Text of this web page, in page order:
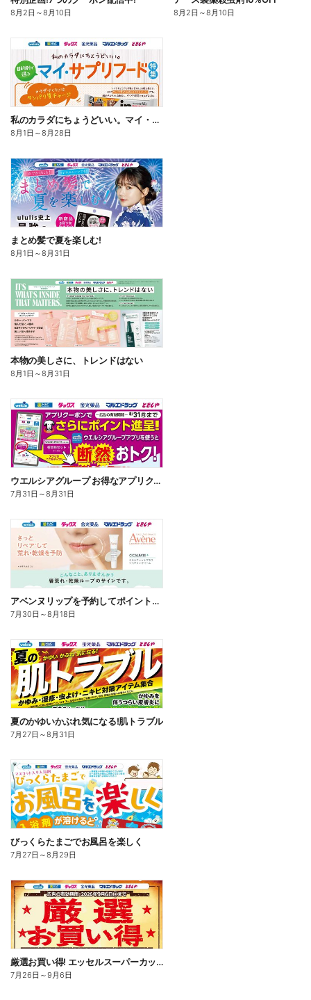
8月2日 ～8月10日 8月2日 ～8月10日
私のカラダにちょうどいい。マイ・サプリフード
8月1日 ～8月28日
まとめ髪で夏を楽しむ!
8月1日 ～8月31日
本物の美しさに、トレンドはない
8月1日 ～8月31日
ウエルシアグループ お得なアプリクーポン
7月31日 ～8月31日
アベンヌリップを予約してポイントゲット!
7月30日 ～8月18日
夏のかゆいかぶれ気になる!肌トラブル
7月27日 ～8月31日
びっくらたまごでお風呂を楽しく
7月27日 ～8月29日
厳選お買い得! エッセルスーパーカップ
7月26日 ～9月6日